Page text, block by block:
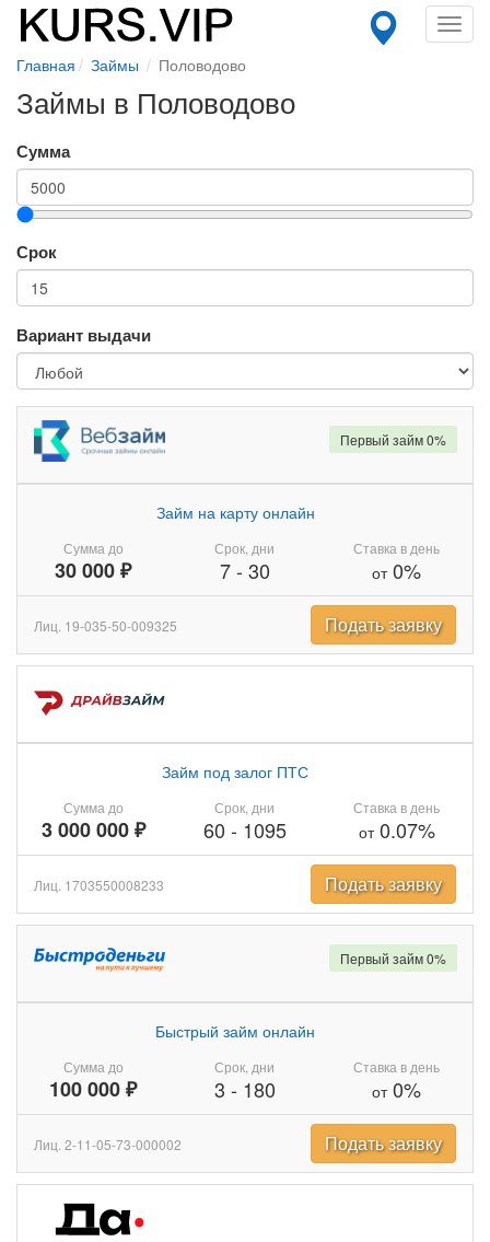
Главная Займы Половодово
Займы в Половодово
Сумма
Срок
Вариант выдачи
Сумма до
30 000 ₽
Займ на карту онлайн
Срок, дни
7- 30
Ставка в день
от0%
Первый займ 0%
Лиц. 19-035-50-009325 Подать заявку
Сумма до
3 000 000 ₽
Займ под залог ПТС
Срок, дни
60 - 1095
Ставка в день
от0.07%
Лиц. 1703550008233 Подать заявку
Сумма до
100 000 ₽
Быстрый займ онлайн
Срок, дни
3 - 180
Ставка в день
от0%
Первый займ 0%
Лиц. 2-11-05-73-000002 Подать заявку